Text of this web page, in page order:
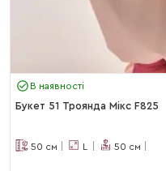
В наявності
Букет 51 Троянда Мікс F825
50 см L 50 см